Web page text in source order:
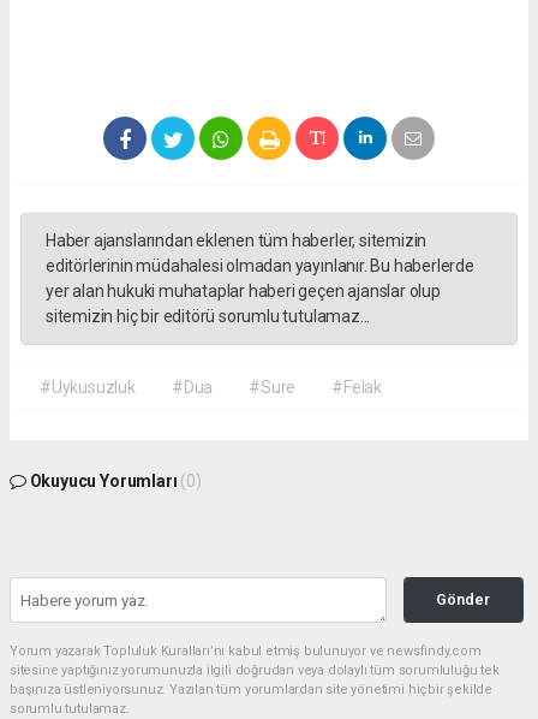
Haber ajanslarından eklenen tüm haberler, sitemizin
editörlerinin müdahalesi olmadan yayınlanır. Bu haberlerde
yer alan hukuki muhataplar haberi geçen ajanslar olup
sitemizin hiç bir editörü sorumlu tutulamaz...
#Uykusuzluk #Dua #Sure #Felak
Okuyucu Yorumları (0)
Gönder
Yorum yazarak Topluluk Kuralları’nı kabul etmiş bulunuyor ve newsfindy.com
sitesine yaptığınız yorumunuzla ilgili doğrudan veya dolaylı tüm sorumluluğu tek
başınıza üstleniyorsunuz. Yazılan tüm yorumlardan site yönetimi hiçbir şekilde
sorumlu tutulamaz.